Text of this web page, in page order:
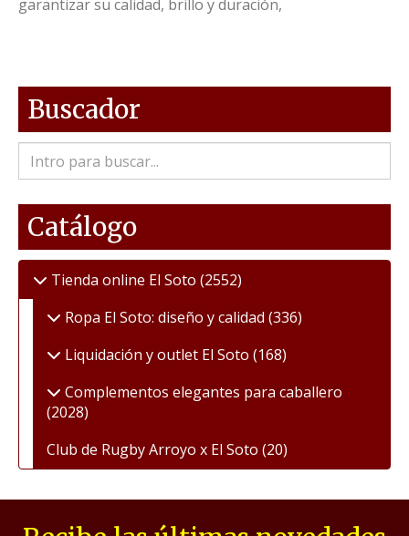
garantizar su calidad, brillo y duración,
Buscador
Catálogo
Tienda online El Soto (2552)
Ropa El Soto: diseño y calidad (336)
Liquidación y outlet El Soto (168)
Complementos elegantes para caballero
(2028)
Club de Rugby Arroyo x El Soto (20)